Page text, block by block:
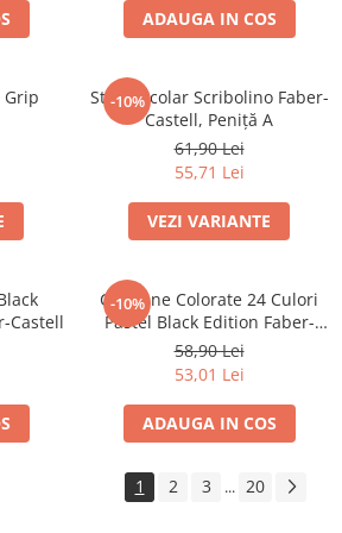
ADAUGA IN COS
Grip
-10%
Stilou Școlar Scribolino Faber-
Castell, Peniță A
61,90 Lei
55,71 Lei
VEZI VARIANTE
Castell
-10%
Creioane Colorate 24 Culori
Pastel Black Edition Faber-
Castell
58,90 Lei
53,01 Lei
ADAUGA IN COS
1 2 3 ... 20